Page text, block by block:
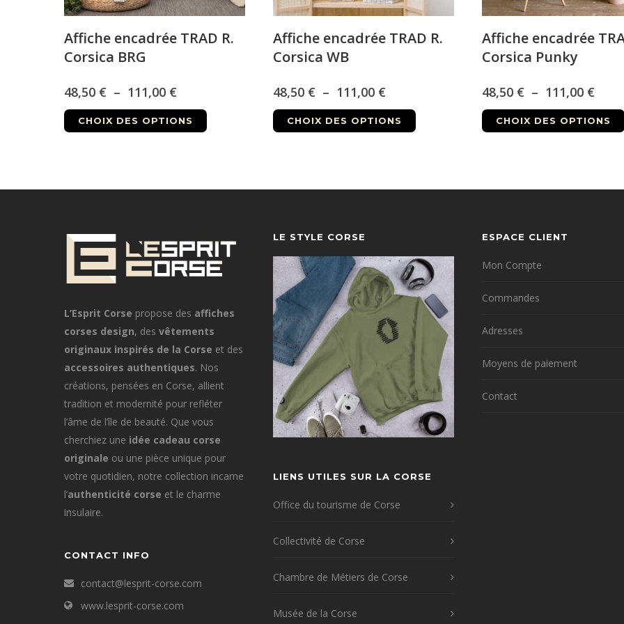
Affiche encadrée TRAD R.
Corsica BRG
48,50 € – 111,00 €Plage
de
à
CHOIX DES OPTIONS
Ce
produit
peuvent
être
choisies
la
page
du
produit
Affiche encadrée TRAD R.
Corsica WB
48,50 € – 111,00 €Plage
de
à
CHOIX DES OPTIONS
Ce
produit
être
choisies
sur
la
produit
Affiche encadrée
Corsica Punky
48,50 € – 111,00 €Plage
de
à
CHOIX DES OPTIONS
L’Esprit Corse propose des affiches
corses design, des vêtements
originaux inspirés de la Corse et des
accessoires authentiques. Nos
créations, pensées en Corse, allient
tradition et modernité pour refléter
l’âme de l’île de beauté. Que vous
cherchiez une idée cadeau corse
originale ou une pièce unique pour
votre quotidien, notre collection incarne
l’authenticité corse et le charme
insulaire.
CONTACT INFO
contact@lesprit-corse.com
www.lesprit-corse.com
LE STYLE CORSE
LIENS UTILES SUR LA CORSE
Office du tourisme de Corse
Collectivité de Corse
Chambre de Métiers de Corse
Musée de la Corse
ESPACE CLIENT
Mon Compte
Commandes
Adresses
Moyens de paiement
Contact